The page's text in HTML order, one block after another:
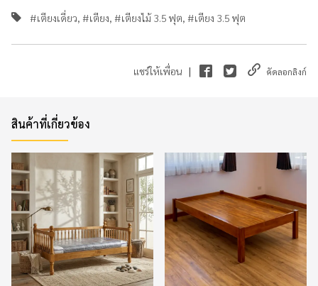
#เตียงเดี่ยว, #เตียง, #เตียงไม้ 3.5 ฟุต, #เตียง 3.5 ฟุต
แชร์ให้เพื่อน | คัดลอกลิงก์
สินค้าที่เกี่ยวข้อง